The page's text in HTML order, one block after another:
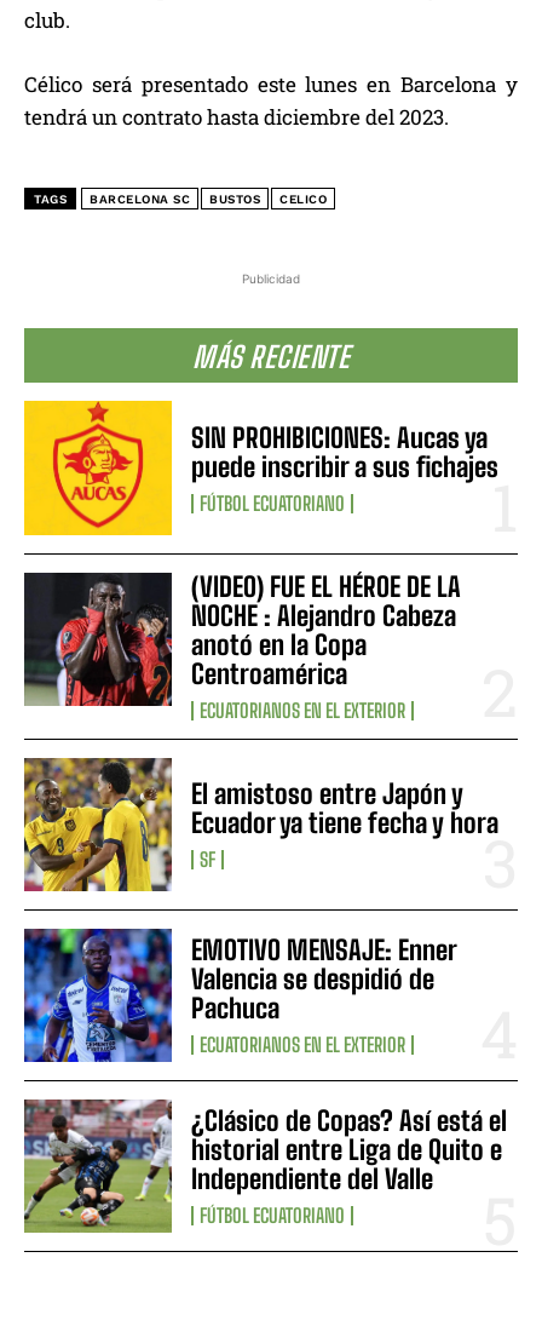
Publicidad
MÁS RECIENTE
SIN PROHIBICIONES: Aucas ya
puede inscribir a sus fichajes
FÚTBOL ECUATORIANO
(VIDEO) FUE EL HÉROE DE LA
NOCHE : Alejandro Cabeza
anotó en la Copa
Centroamérica
ECUATORIANOS EN EL EXTERIOR
El amistoso entre Japón y
Ecuador ya tiene fecha y hora
SF
EMOTIVO MENSAJE: Enner
Valencia se despidió de
Pachuca
ECUATORIANOS EN EL EXTERIOR
¿Clásico de Copas? Así está el
historial entre Liga de Quito e
Independiente del Valle
FÚTBOL ECUATORIANO
club.
Célico será presentado este lunes en Barcelona y
tendrá un contrato hasta diciembre del 2023.
TAGS BARCELONA SC BUSTOS CELICO